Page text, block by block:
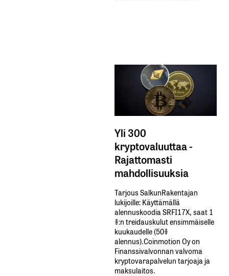
Yli 300
kryptovaluuttaa -
Rajattomasti
mahdollisuuksia
Tarjous SalkunRakentajan
lukijoille: Käyttämällä​ ​
alennuskoodia​ ​SRFI17X,​ ​saat​ ​1
%:n treidauskulut​ ​ensimmäiselle​ ​
kuukaudelle​ ​(50%​ ​
alennus).Coinmotion Oy on
Finanssivalvonnan valvoma
kryptovarapalvelun tarjoaja ja
maksulaitos.